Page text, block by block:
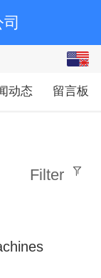
中文
动态 留言板
Filter